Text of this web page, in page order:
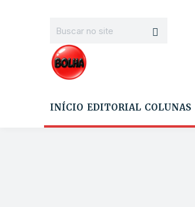
INÍCIO EDITORIAL COLUNAS